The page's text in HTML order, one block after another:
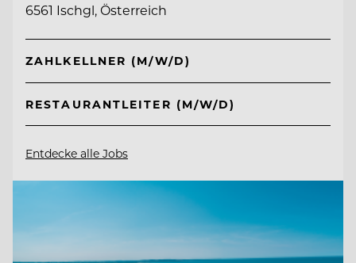
6561 Ischgl, Österreich
ZAHLKELLNER (M/W/D)
RESTAURANTLEITER (M/W/D)
Entdecke alle Jobs